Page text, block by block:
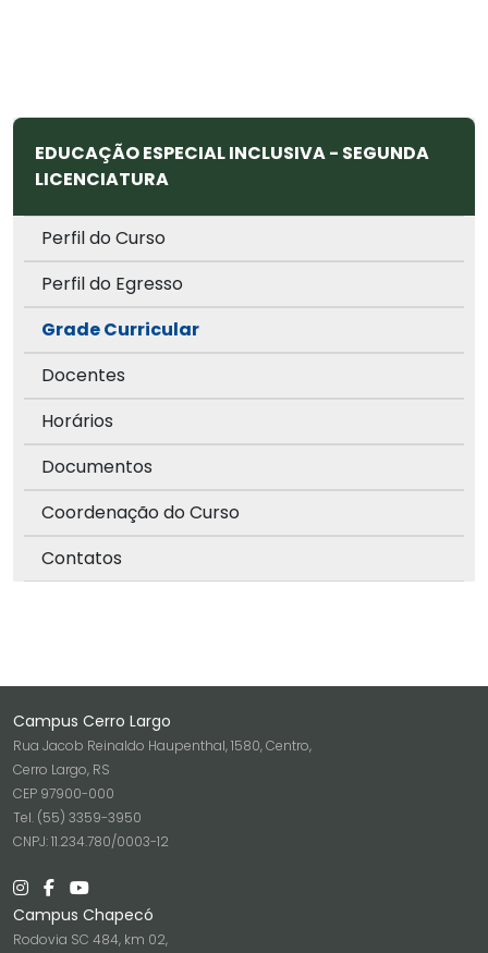
EDUCAÇÃO ESPECIAL INCLUSIVA - SEGUNDA
LICENCIATURA
Perfil do Curso
Perfil do Egresso
Grade Curricular
Docentes
Horários
Documentos
Coordenação do Curso
Contatos
Campus Cerro Largo
Rua Jacob Reinaldo Haupenthal, 1580, Centro,
Cerro Largo, RS
CEP 97900-000
Tel. (55) 3359-3950
CNPJ: 11.234.780/0003-12
Campus Chapecó
Rodovia SC 484, km 02,